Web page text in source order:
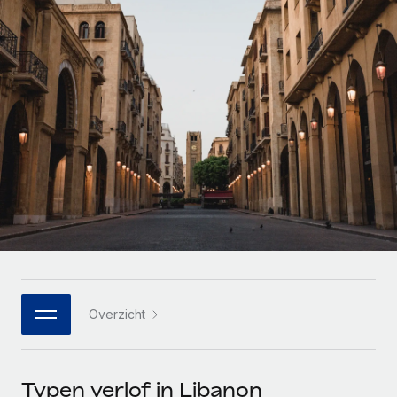
Zzp'ers internationaal onboarden en beheren
PEO
Ingewikkelde HR-taken eenvoudig uitbesteden
INFRASTRUCTUUR
Remote Embedded
HR naadloos in workflows integreren
Platform
Ingebouwde essentiële HR-functies voor je team
Integraties
GROEIFASE
Start-ups
Flexibele global HR en payroll solutions voor groeiende
bedrijven
Mid-market
Teams uitbreiden met HR solutions op maat
Enterprise
WERK MET ONS SAMEN
Strategische technologiepartners
Een partner worden
Betalingscalculator voor zzp'ers
Ontdek valuta-opties en betaalsnelheden voor
internationale zzp'ers
LEREN MET REMOTE
Onderzoek en gidsen
Casestudy's
HR-woordenlijst
Checklists en templates
Webinars
Nederlands
Français
Deutsch
Español
Italiano
Português (Portugal)
日本語
한국어
Overzicht
Typen verlof in Libanon